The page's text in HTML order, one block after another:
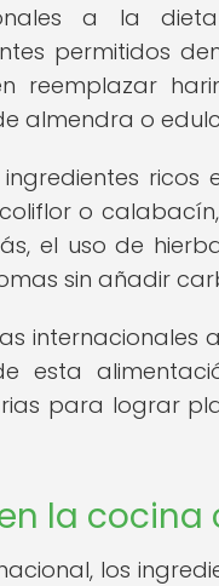
a la
permitidos
reemplazar
almendra o
ingredientes
o
el uso de
sin añadir
internacionales
esta
para lograr
la
los